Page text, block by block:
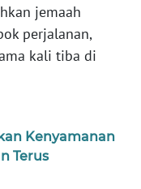
jemaah
perjalanan,
kali tiba di
Kenyamanan
Terus